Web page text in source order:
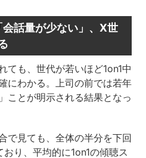
話量が少ない」、X世
ても、世代が若いほど1on1中
にわかる。上司の前では若年
ことが明示される結果となっ
で見ても、全体の半分を下回
り、平均的に1on1の傾聴ス